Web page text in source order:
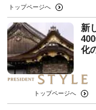
トップページへ
新
化
トップページへ